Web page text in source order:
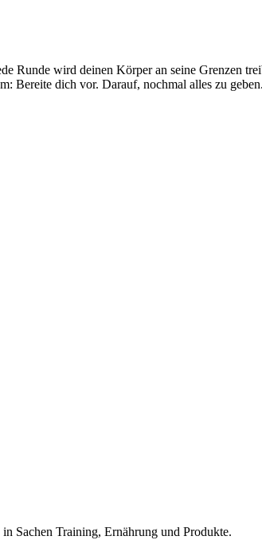
Runde wird deinen Körper an seine Grenzen
Bereite dich vor. Darauf, nochmal alles zu
Sachen Training, Ernährung und Produkte.